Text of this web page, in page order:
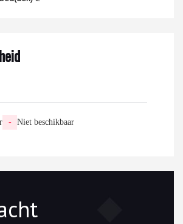
- Niet beschikbaar